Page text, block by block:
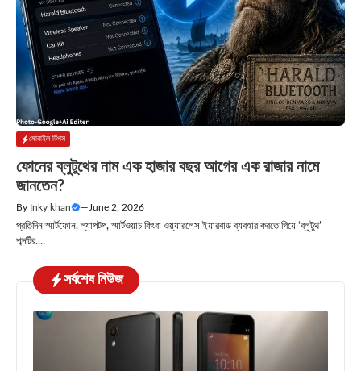
মোবাইল টিপস
ফোনের ব্লুটুথের নাম এক হাজার বছর আগের এক রাজার নামে
জানতেন?
By Inky khan — June 2, 2026
প্রতিদিন স্মার্টফোন, ল্যাপটপ, স্মার্টওয়াচ কিংবা ওয়্যারলেস ইয়ারবাড ব্যবহার করতে গিয়ে ‘ব্লুটুথ’
শব্দটির....
সর্বশেষ নিউজ